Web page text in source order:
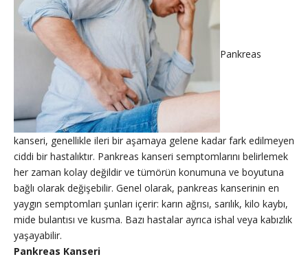
Pankreas
kanseri, genellikle ileri bir aşamaya gelene kadar fark edilmeyen
ciddi bir hastalıktır. Pankreas kanseri semptomlarını belirlemek
her zaman kolay değildir ve tümörün konumuna ve boyutuna
bağlı olarak değişebilir. Genel olarak, pankreas kanserinin en
yaygın semptomları şunları içerir: karın ağrısı, sarılık, kilo kaybı,
mide bulantısı ve kusma. Bazı hastalar ayrıca ishal veya kabızlık
yaşayabilir.
Pankreas Kanseri